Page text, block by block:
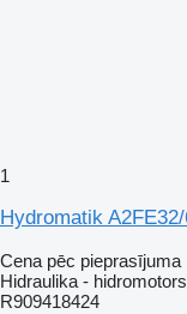
1
Hydromatik
Cena pēc pieprasījuma
Hidraulika - hidromotors
R909418424